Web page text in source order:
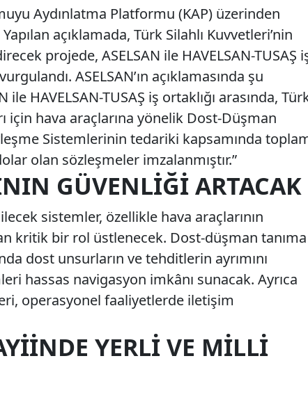
Aydınlatma Platformu (KAP) üzerinden
açıklamada, Türk Silahlı Kuvvetleri’nin
projede, ASELSAN ile HAVELSAN-TUSAŞ
ASELSAN’ın açıklamasında şu
ile HAVELSAN-TUSAŞ iş ortaklığı arasında,
için hava araçlarına yönelik Dost-Düşman
Sistemlerinin tedariki kapsamında
olan sözleşmeler imzalanmıştır.”
GÜVENLIĞI ARTACAK
sistemler, özellikle hava araçlarının
kritik bir rol üstlenecek. Dost-düşman tanıma
dost unsurların ve tehditlerin ayrımını
hassas navigasyon imkânı sunacak. Ayrıca
operasyonel faaliyetlerde iletişim
YERLI VE MILLI